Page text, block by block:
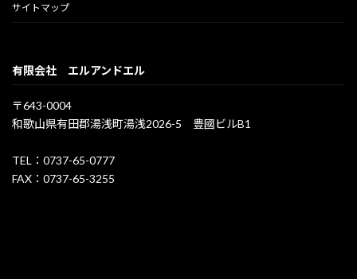
サイトマップ
有限会社 エルアンドエル
〒643-0004
和歌山県有田郡湯浅町湯浅2026-5 豊國ビルB1
TEL：0737-65-0777
FAX：0737-65-3255